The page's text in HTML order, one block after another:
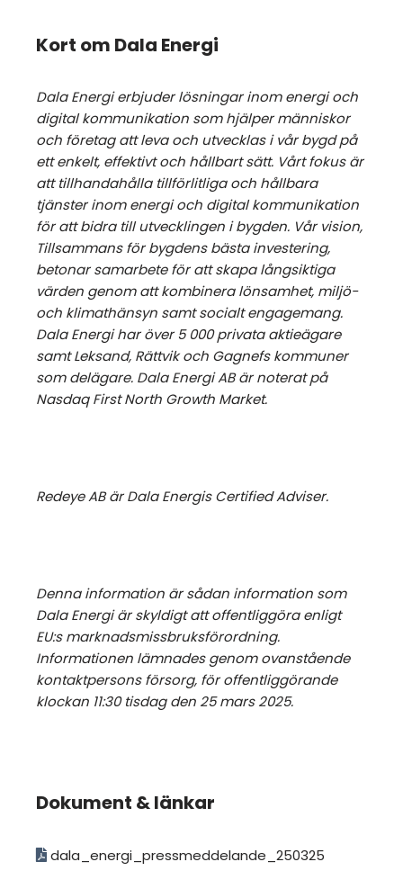
Kort om Dala Energi
Dala Energi erbjuder lösningar inom energi och
digital kommunikation som hjälper människor
och företag att leva och utvecklas i vår bygd på
ett enkelt, effektivt och hållbart sätt. Vårt fokus är
att tillhandahålla tillförlitliga och hållbara
tjänster inom energi och digital kommunikation
för att bidra till utvecklingen i bygden. Vår vision,
Tillsammans för bygdens bästa investering,
betonar samarbete för att skapa långsiktiga
värden genom att kombinera lönsamhet, miljö-
och klimathänsyn samt socialt engagemang.
Dala Energi har över 5 000 privata aktieägare
samt Leksand, Rättvik och Gagnefs kommuner
som delägare. Dala Energi AB är noterat på
Nasdaq First North Growth Market.
Redeye AB är Dala Energis Certified Adviser.
Denna information är sådan information som
Dala Energi är skyldigt att offentliggöra enligt
EU:s marknadsmissbruksförordning.
Informationen lämnades genom ovanstående
kontaktpersons försorg, för offentliggörande
klockan 11:30 tisdag den 25 mars 2025.
Dokument & länkar
dala_energi_pressmeddelande_250325